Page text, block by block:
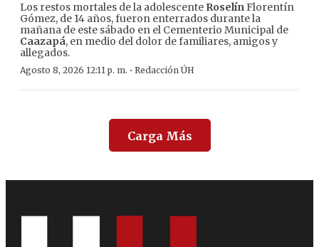
Los restos mortales de la adolescente RoselínFlorentín
Gómez, de 14 años, fueron enterrados durante la
mañana de este sábado en el Cementerio Municipal de
Caazapá, en medio del dolor de familiares, amigos y
allegados.
Agosto 8, 2026 12:11 p. m. · Redacción ÚH
Carga Más